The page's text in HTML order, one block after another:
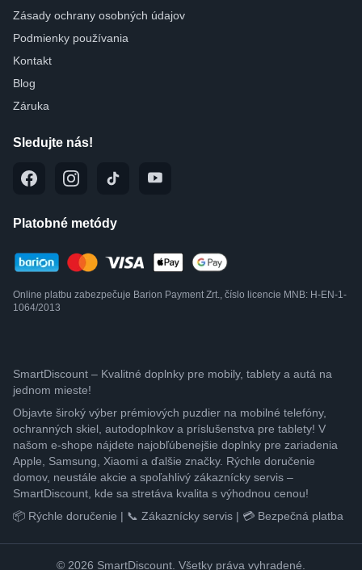
Zásady ochrany osobných údajov
Podmienky používania
Kontakt
Blog
Záruka
Sledujte nás!
Platobné metódy
Online platbu zabezpečuje Barion Payment Zrt., číslo licencie MNB: H-EN-1-
1064/2013
SmartDiscount – Kvalitné doplnky pre mobily, tablety a autá na
jednom mieste!
Objavte široký výber prémiových puzdier na mobilné telefóny,
ochranných skiel, autodoplnkov a príslušenstva pre tablety! V
našom e-shope nájdete najobľúbenejšie doplnky pre zariadenia
Apple, Samsung, Xiaomi a ďalšie značky. Rýchle doručenie
domov, neustále akcie a spoľahlivý zákaznícky servis –
SmartDiscount, kde sa stretáva kvalita s výhodnou cenou!
📦 Rýchle doručenie | 📞 Zákaznícky servis | 💳 Bezpečná platba
© 2026 SmartDiscount. Všetky práva vyhradené.